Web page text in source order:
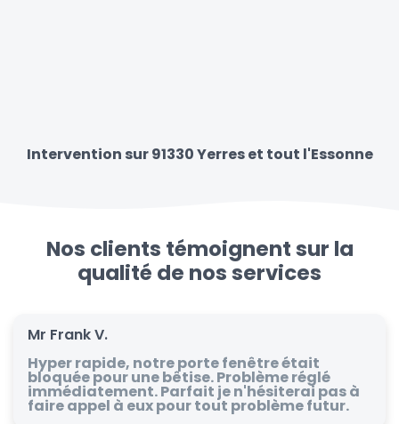
Intervention sur 91330 Yerres et tout l'Essonne
Nos clients témoignent sur la
qualité de nos services
Mr Frank V.
Hyper rapide, notre porte fenêtre était
bloquée pour une bêtise. Problème réglé
immédiatement. Parfait je n'hésiterai pas à
faire appel à eux pour tout problème futur.